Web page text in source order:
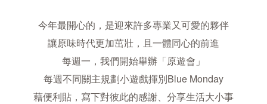
今年最開心的，是迎來許多專業又可愛的夥伴
讓原味時代更加茁壯，且一體同心的前進
每週一，我們開始舉辦「原遊會」
每週不同關主規劃小遊戲揮別Blue Monday
藉便利貼，寫下對彼此的感謝、分享生活大小事